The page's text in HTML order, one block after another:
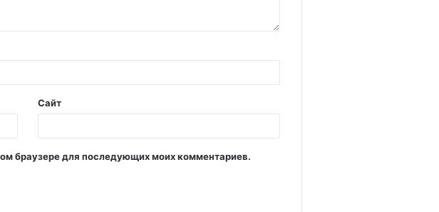
Сайт
браузере для последующих моих комментариев.